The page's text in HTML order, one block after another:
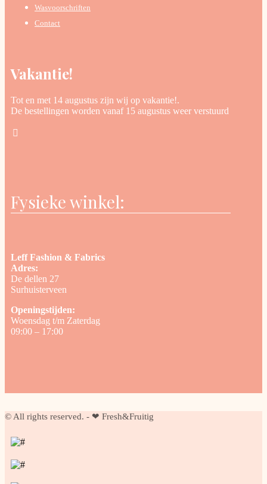
Wasvoorschriften
Contact
Vakantie!
Tot en met 14 augustus zijn wij op vakantie!.
De bestellingen worden vanaf 15 augustus weer verstuurd
Fysieke winkel:
Leff Fashion & Fabrics
Adres:
De dellen 27
Surhuisterveen
Openingstijden:
Woensdag t/m Zaterdag
09:00 – 17:00
© All rights reserved. - ❤ Fresh&Fruitig